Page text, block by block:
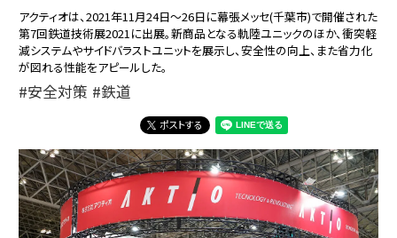
アクティオは、2021年11月24日～26日に幕張メッセ(千葉市)で開催された
第7回鉄道技術展2021に出展。新商品となる軌陸ユニックのほか、衝突軽
減システムやサイドバラストユニットを展示し、安全性の向上、また省力化
が図れる性能をアピールした。
安全対策 鉄道
ポストする